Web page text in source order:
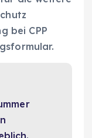
bei CPP